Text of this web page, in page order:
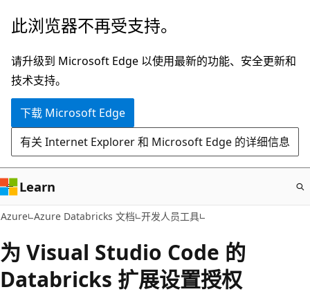
跳
主
要
内
此浏览器不再受支持。
请升级到 Microsoft Edge 以使用最新的功能、安全更新和
技术支持。
下载 Microsoft Edge
有关 Internet Explorer 和 Microsoft Edge 的详细信息
Learn
Azure Azure Databricks 文档 开发人员工具
为 Visual Studio Code 的
Databricks 扩展设置授权